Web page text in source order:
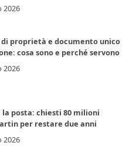
2026
proprietà e documento unico
cosa sono e perché servono
2026
la posta: chiesti 80 milioni
per restare due anni
2026